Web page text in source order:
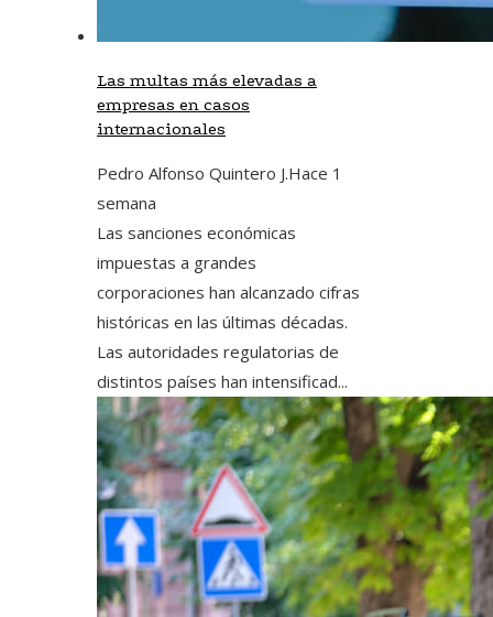
Las multas más elevadas a
empresas en casos
internacionales
Pedro Alfonso Quintero J.Hace 1
semana
Las sanciones económicas
impuestas a grandes
corporaciones han alcanzado cifras
históricas en las últimas décadas.
Las autoridades regulatorias de
distintos países han intensificad...